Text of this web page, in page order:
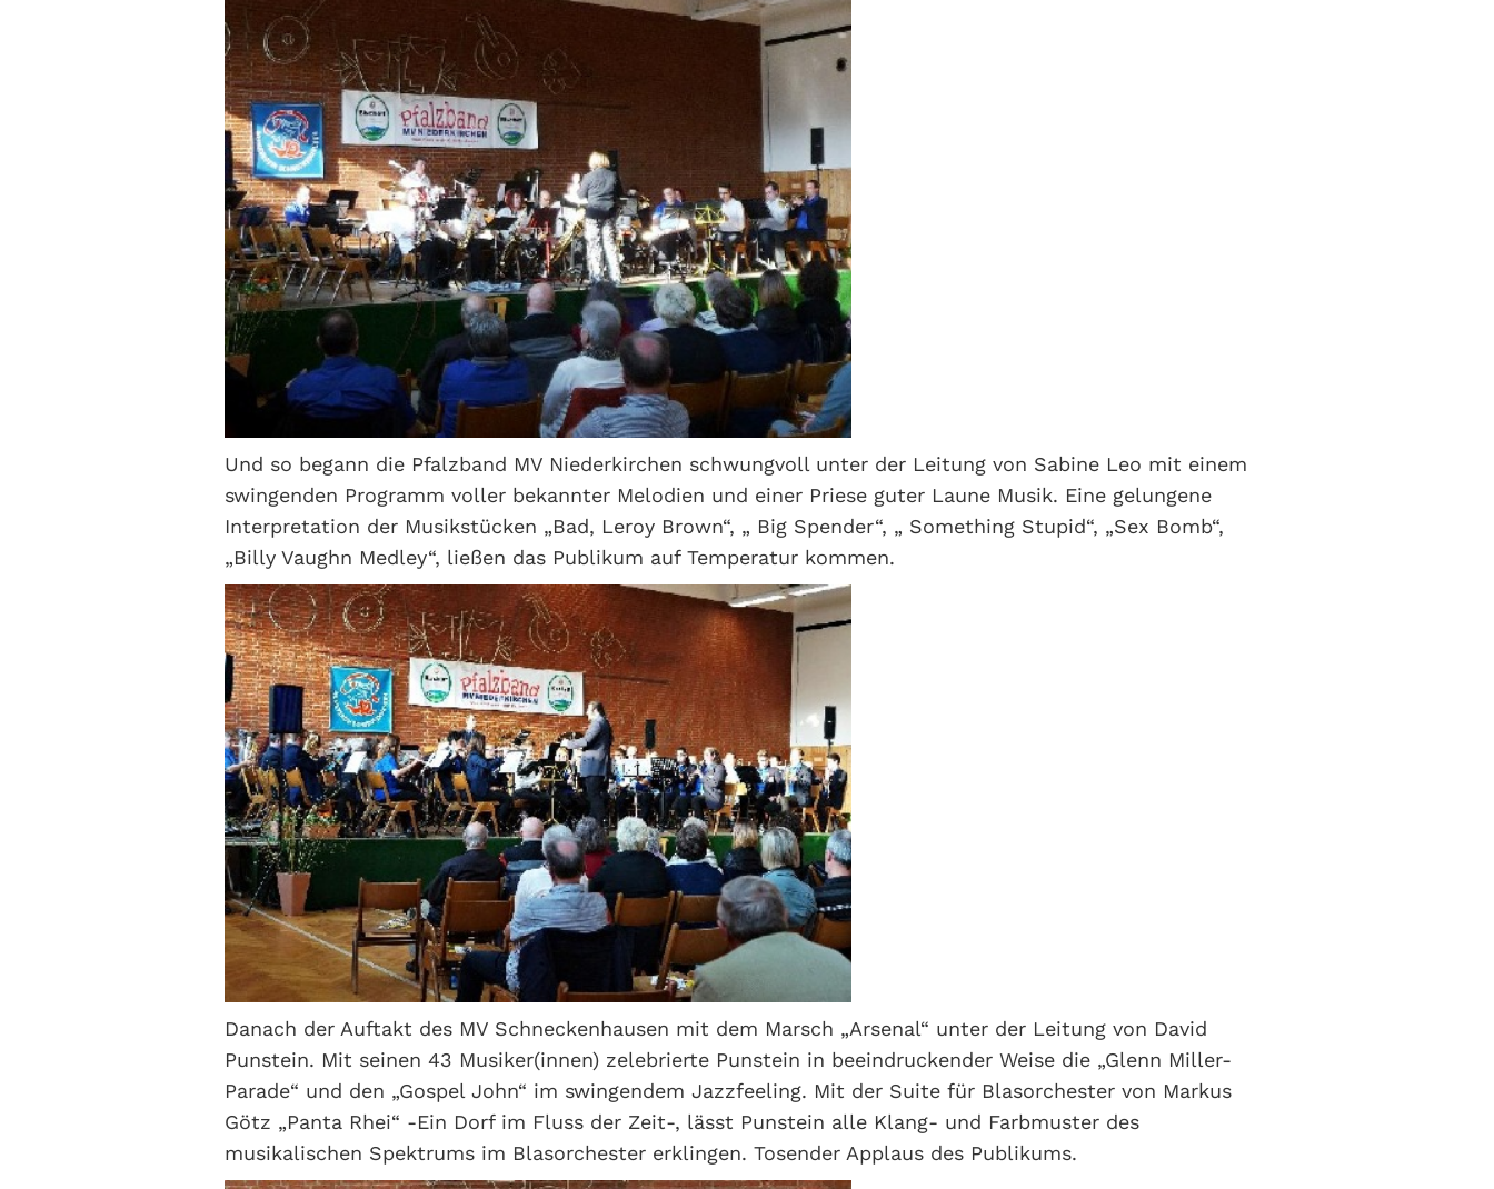
Und so begann die Pfalzband MV Niederkirchen schwungvoll unter der Leitung von Sabine Leo mit einem
swingenden Programm voller bekannter Melodien und einer Priese guter Laune Musik. Eine gelungene
Interpretation der Musikstücken „Bad, Leroy Brown“, „ Big Spender“, „ Something Stupid“, „Sex Bomb“,
„Billy Vaughn Medley“, ließen das Publikum auf Temperatur kommen.
Danach der Auftakt des MV Schneckenhausen mit dem Marsch „Arsenal“ unter der Leitung von David
Punstein. Mit seinen 43 Musiker(innen) zelebrierte Punstein in beeindruckender Weise die „Glenn Miller-
Parade“ und den „Gospel John“ im swingendem Jazzfeeling. Mit der Suite für Blasorchester von Markus
Götz „Panta Rhei“ -Ein Dorf im Fluss der Zeit-, lässt Punstein alle Klang- und Farbmuster des
musikalischen Spektrums im Blasorchester erklingen. Tosender Applaus des Publikums.